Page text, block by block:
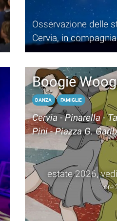
Osservazione delle
Cervia, in
Boogie
DANZA FAMIGLIE
Cervia - Pinarella -
Pini - Piazza G.
estate 2026,
ore